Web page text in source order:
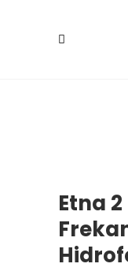
Etna